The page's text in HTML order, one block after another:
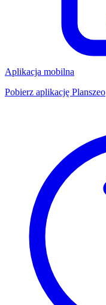
Aplikacja mobilna
Pobierz aplikację Planszeo